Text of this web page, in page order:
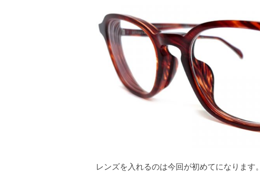
レンズを入れるのは今回が初めてになります。